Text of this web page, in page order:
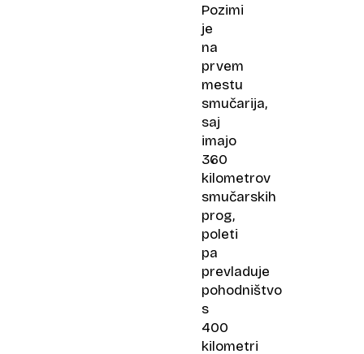
Pozimi
je
na
prvem
mestu
smučarija,
saj
imajo
360
kilometrov
smučarskih
prog,
poleti
pa
prevladuje
pohodništvo
s
400
kilometri